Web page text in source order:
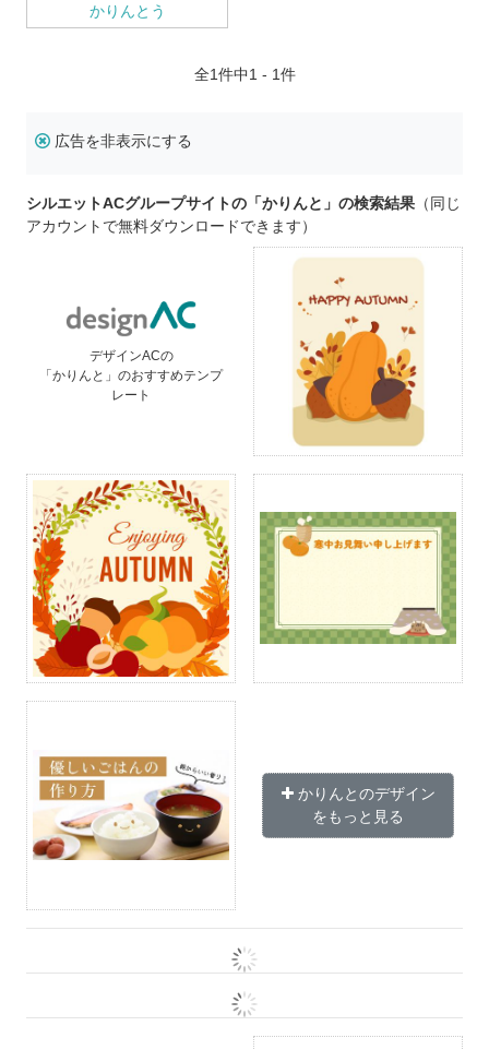
かりんとう
全1件中1 - 1件
広告を非表示にする
シルエットACグループサイトの「かりんと」の検索結果 （同じ
アカウントで無料ダウンロードできます）
デザインACの
「かりんと」のおすすめテンプ
レート
かりんとのデザイン
をもっと見る